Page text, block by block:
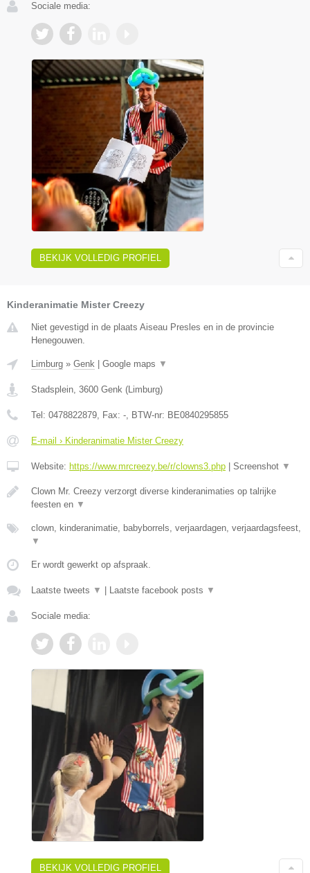
Sociale media:
BEKIJK VOLLEDIG PROFIEL
Kinderanimatie Mister Creezy
Niet gevestigd in de plaats Aiseau Presles en in de provincie
Henegouwen.
Limburg » Genk Google maps ▼
Stadsplein, 3600 Genk (Limburg)
Tel: 0478822879, Fax: -, BTW-nr: BE0840295855
E-mail › Kinderanimatie Mister Creezy
Website: https://www.mrcreezy.be/r/clowns3.php Screenshot ▼
Clown Mr. Creezy verzorgt diverse kinderanimaties op talrijke
feesten en ▼
clown, kinderanimatie, babyborrels, verjaardagen, verjaardagsfeest,
▼
Er wordt gewerkt op afspraak.
Laatste tweets ▼ Laatste facebook posts ▼
Sociale media:
BEKIJK VOLLEDIG PROFIEL